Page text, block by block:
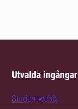
Utvalda ingångar
Studentwebb